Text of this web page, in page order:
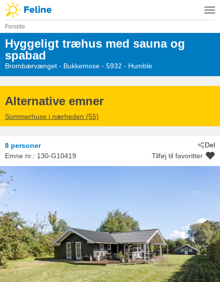
Forside
Hyggeligt træhus med sauna og
spabad
Brombærvænget - Bukkemose - 5932 - Humble
Alternative emner
Sommerhuse i nærheden (55)
Del
8 personer
Emne nr.: 130-G10419 Tilføj til favoritter